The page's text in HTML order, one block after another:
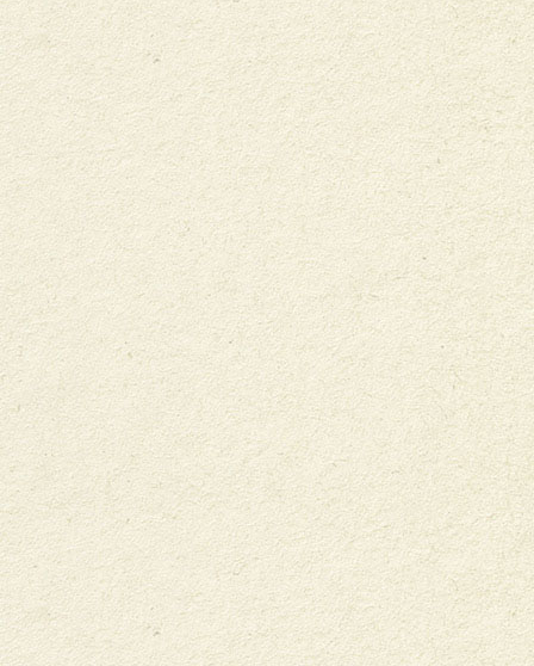
VIVRE BIO SUISSE
Producteurs et partenaires
bio-suisse.ch
Producteurs
Transformation & commerce
International